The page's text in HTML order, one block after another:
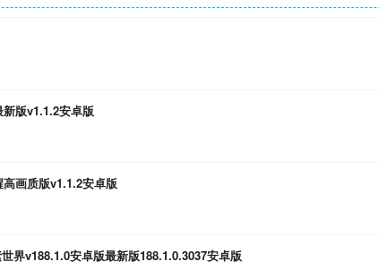
版v1.1.2安卓版
画质版v1.1.2安卓版
界v188.1.0安卓版最新版188.1.0.3037安卓版